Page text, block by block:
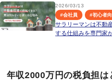
2026/03/13
#会社員 #初心者
サラリーマンは不動
する仕組みを専門家
年収2000万円の税負担は